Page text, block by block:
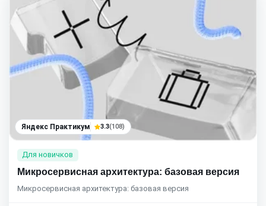
Яндекс Практикум 3.3(108)
Для новичков
Микросервисная архитектура: базовая версия
Микросервисная архитектура: базовая версия